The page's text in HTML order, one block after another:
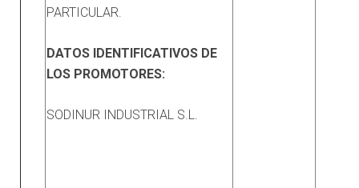
PARTICULAR.
DATOS IDENTIFICATIVOS DE
LOS PROMOTORES:
SODINUR INDUSTRIAL S.L.